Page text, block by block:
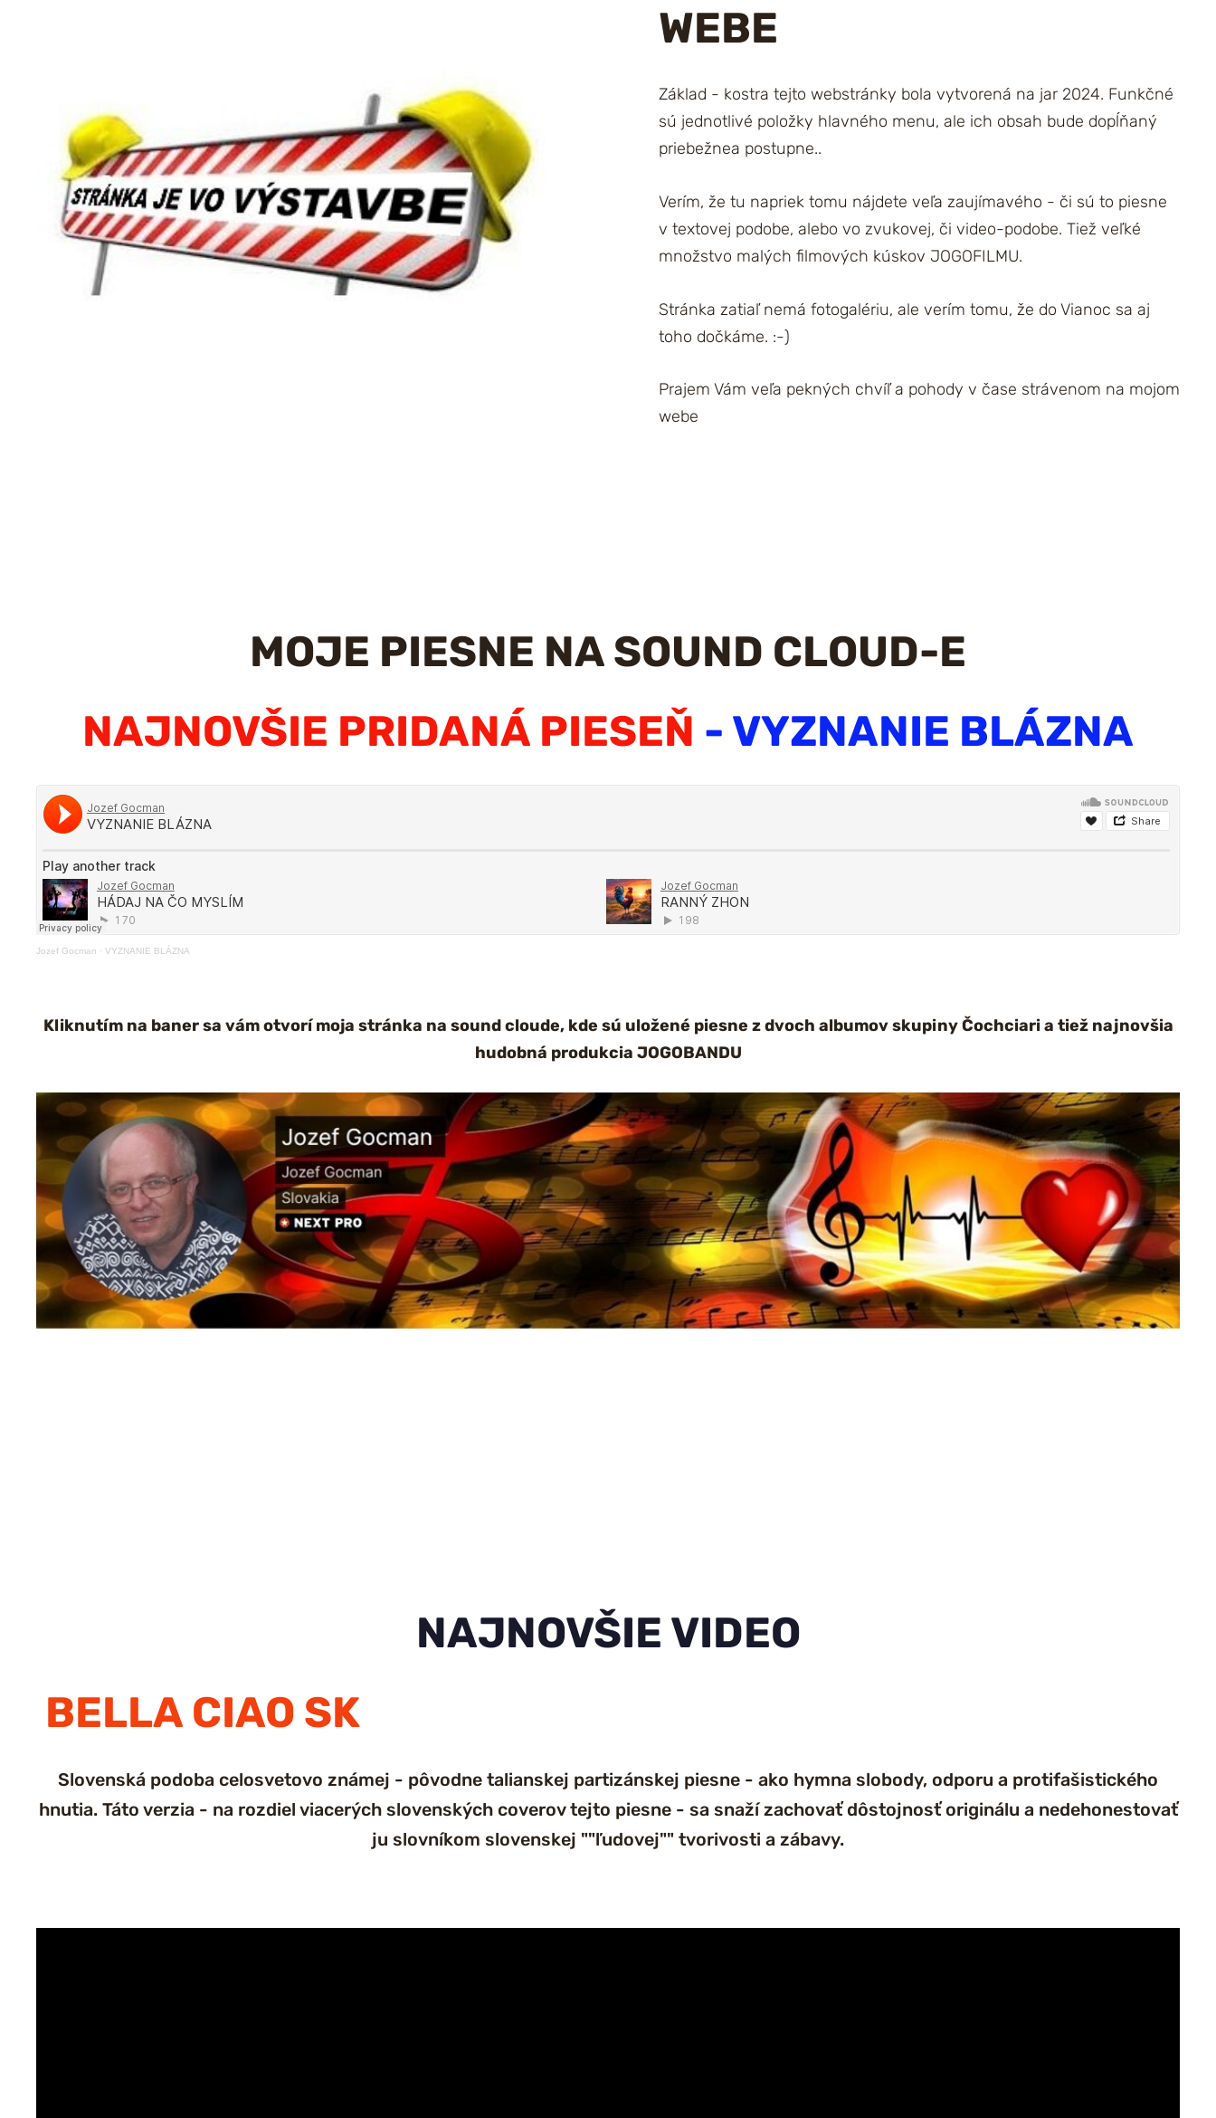
WEBE
Základ - kostra tejto webstránky bola vytvorená na jar 2024. Funkčné
sú jednotlivé položky hlavného menu, ale ich obsah bude dopĺňaný
priebežnea postupne..
Verím, že tu napriek tomu nájdete veľa zaujímavého - či sú to piesne
v textovej podobe, alebo vo zvukovej, či video-podobe. Tiež veľké
množstvo malých filmových kúskov JOGOFILMU.
Stránka zatiaľ nemá fotogalériu, ale verím tomu, že do Vianoc sa aj
toho dočkáme. :-)
Prajem Vám veľa pekných chvíľ a pohody v čase strávenom na mojom
webe
MOJE PIESNE NA SOUND CLOUD-E
NAJNOVŠIE PRIDANÁ PIESEŇ - VYZNANIE BLÁZNA
Jozef Gocman · VYZNANIE BLÁZNA
Kliknutím na baner sa vám otvorí moja stránka na sound cloude, kde sú uložené piesne z dvoch albumov skupiny Čochciari a tiež najnovšia
hudobná produkcia JOGOBANDU
NAJNOVŠIE VIDEO
BELLA CIAO SK
Slovenská podoba celosvetovo známej - pôvodne talianskej partizánskej piesne - ako hymna slobody, odporu a protifašistického
hnutia. Táto verzia - na rozdiel viacerých slovenských coverov tejto piesne - sa snaží zachovať dôstojnosť originálu a nedehonestovať
ju slovníkom slovenskej ""ľudovej"" tvorivosti a zábavy.